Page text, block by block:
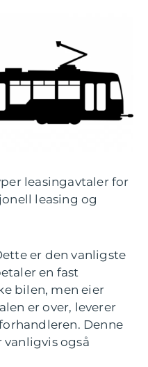
leasingavtaler for
leasing og
er den vanligste
en fast
bilen, men eier
er over, leverer
Denne
også